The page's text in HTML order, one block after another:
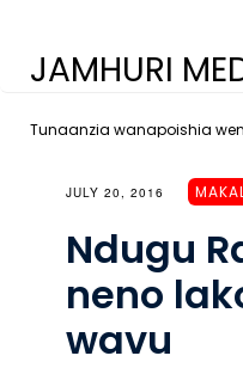
JAMHURI
Tunaanzia wanapoishia
JULY 20, 2016
Ndugu
neno
wavu